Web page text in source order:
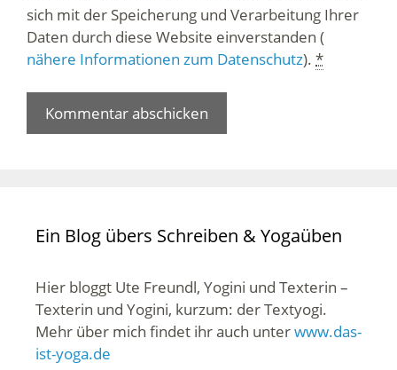
sich mit der Speicherung und Verarbeitung Ihrer
Daten durch diese Website einverstanden (
nähere Informationen zum Datenschutz). *
Ein Blog übers Schreiben & Yogaüben
Hier bloggt Ute Freundl, Yogini und Texterin –
Texterin und Yogini, kurzum: der Textyogi.
Mehr über mich findet ihr auch unterwww.das-
ist-yoga.de